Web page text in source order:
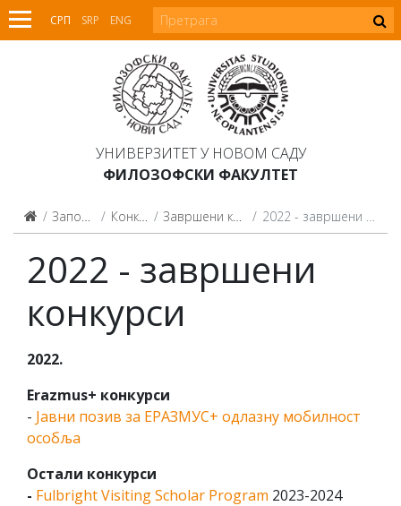
СРП SRP ENG
УНИВЕРЗИТЕТ У НОВОМ САДУ
ФИЛОЗОФСКИ ФАКУЛТЕТ
Запослени Конкурси Завршени конкурси 2022 - завршени конкурси
2022 - завршени
конкурси
2022.
Erazmus+ конкурси
- Јавни позив за ЕРАЗМУС+ одлазну мобилност
особља
Остали конкурси
- Fulbright Visiting Scholar Program 2023-2024